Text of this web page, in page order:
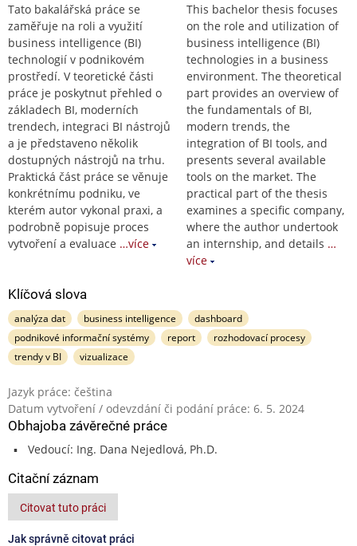
Tato bakalářská práce se
zaměřuje na roli a využití
business intelligence (BI)
technologií v podnikovém
prostředí. V teoretické části
práce je poskytnut přehled o
základech BI, moderních
trendech, integraci BI nástrojů
a je představeno několik
dostupných nástrojů na trhu.
Praktická část práce se věnuje
konkrétnímu podniku, ve
kterém autor vykonal praxi, a
podrobně popisuje proces
vytvoření a evaluace …více
This bachelor thesis focuses
on the role and utilization of
business intelligence (BI)
technologies in a business
environment. The theoretical
part provides an overview of
the fundamentals of BI,
modern trends, the
integration of BI tools, and
presents several available
tools on the market. The
practical part of the thesis
examines a specific company,
where the author undertook
an internship, and details …
více
Klíčová slova
analýza dat business intelligence
dashboard
podnikové informační systémy
report
rozhodovací procesy
trendy v BI
vizualizace
Jazyk práce: čeština
Datum vytvoření / odevzdání či podání práce: 6. 5. 2024
Obhajoba závěrečné práce
Vedoucí: Ing. Dana Nejedlová, Ph.D.
Citační záznam
Citovat tuto práci
Jak správně citovat práci